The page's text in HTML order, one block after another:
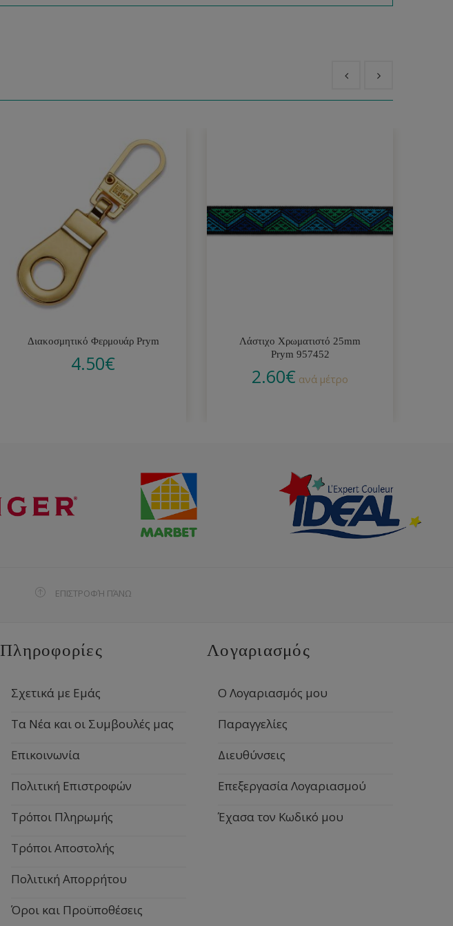
Διακοσμητικό Φερμουάρ Prym
4.50€
Λάστιχο Χρωματιστό 25mm
Prym 957452
2.60€ ανά μέτρο
ΕΠΙΣΤΡΟΦΉ ΠΆΝΩ
Πληροφορίες
Σχετικά με Εμάς
Τα Νέα και οι Συμβουλές μας
Επικοινωνία
Πολιτική Επιστροφών
Τρόποι Πληρωμής
Τρόποι Αποστολής
Πολιτική Απορρήτου
Όροι και Προϋποθέσεις
Λογαριασμός
Ο Λογαριασμός μου
Παραγγελίες
Διευθύνσεις
Επεξεργασία Λογαριασμού
Έχασα τον Κωδικό μου